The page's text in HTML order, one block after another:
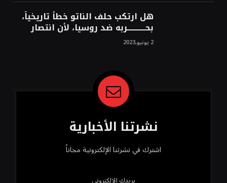
هل ارتكب حلف الناتو خطأً تاريخياً،
بحــــــــــــربه ضد روسيا، لأن انتصار
روسيا الحتمي، سيفتت الناتو!محمد
محسن 2 يونيو,2023
نشرتنا الأخبارية
اشترك في نشرتنا الإلكترونية مجاناً
بريدك الإلكتروني